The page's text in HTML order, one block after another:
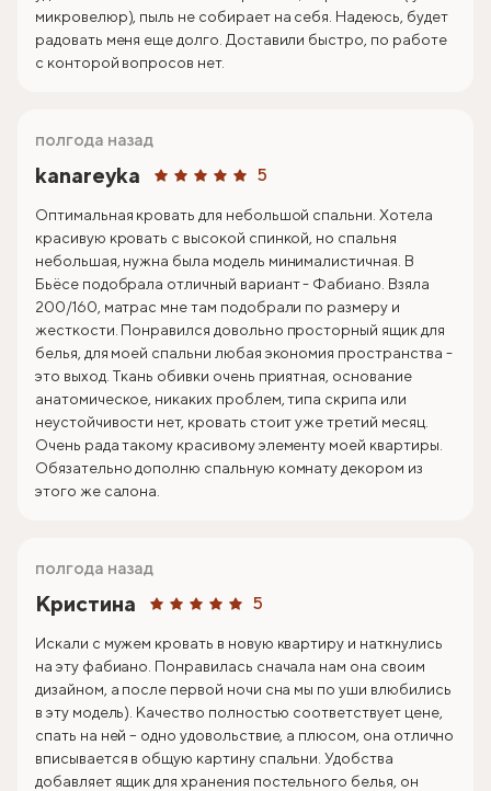
микровелюр), пыль не собирает на себя. Надеюсь, будет
радовать меня еще долго. Доставили быстро, по работе
с конторой вопросов нет.
kanareyka 5
полгода назад
Оптимальная кровать для небольшой спальни. Хотела
красивую кровать с высокой спинкой, но спальня
небольшая, нужна была модель минималистичная. В
Бьёсе подобрала отличный вариант - Фабиано. Взяла
200/160, матрас мне там подобрали по размеру и
жесткости. Понравился довольно просторный ящик для
белья, для моей спальни любая экономия пространства -
это выход. Ткань обивки очень приятная, основание
анатомическое, никаких проблем, типа скрипа или
неустойчивости нет, кровать стоит уже третий месяц.
Очень рада такому красивому элементу моей квартиры.
Обязательно дополню спальную комнату декором из
этого же салона.
Кристина 5
полгода назад
Искали с мужем кровать в новую квартиру и наткнулись
на эту фабиано. Понравилась сначала нам она своим
дизайном, а после первой ночи сна мы по уши влюбились
в эту модель). Качество полностью соответствует цене,
спать на ней – одно удовольствие, а плюсом, она отлично
вписывается в общую картину спальни. Удобства
добавляет ящик для хранения постельного белья, он